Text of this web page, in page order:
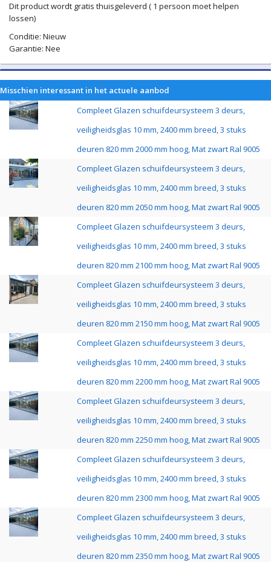
Dit product wordt gratis thuisgeleverd ( 1 persoon moet helpen
lossen)
Conditie: Nieuw
Garantie: Nee
Misschien interessant in het actuele aanbod
Compleet Glazen schuifdeursysteem 3 deurs,
veiligheidsglas 10 mm, 2400 mm breed, 3 stuks
deuren 820 mm 2000 mm hoog, Mat zwart Ral 9005
Compleet Glazen schuifdeursysteem 3 deurs,
veiligheidsglas 10 mm, 2400 mm breed, 3 stuks
deuren 820 mm 2050 mm hoog, Mat zwart Ral 9005
Compleet Glazen schuifdeursysteem 3 deurs,
veiligheidsglas 10 mm, 2400 mm breed, 3 stuks
deuren 820 mm 2100 mm hoog, Mat zwart Ral 9005
Compleet Glazen schuifdeursysteem 3 deurs,
veiligheidsglas 10 mm, 2400 mm breed, 3 stuks
deuren 820 mm 2150 mm hoog, Mat zwart Ral 9005
Compleet Glazen schuifdeursysteem 3 deurs,
veiligheidsglas 10 mm, 2400 mm breed, 3 stuks
deuren 820 mm 2200 mm hoog, Mat zwart Ral 9005
Compleet Glazen schuifdeursysteem 3 deurs,
veiligheidsglas 10 mm, 2400 mm breed, 3 stuks
deuren 820 mm 2250 mm hoog, Mat zwart Ral 9005
Compleet Glazen schuifdeursysteem 3 deurs,
veiligheidsglas 10 mm, 2400 mm breed, 3 stuks
deuren 820 mm 2300 mm hoog, Mat zwart Ral 9005
Compleet Glazen schuifdeursysteem 3 deurs,
veiligheidsglas 10 mm, 2400 mm breed, 3 stuks
deuren 820 mm 2350 mm hoog, Mat zwart Ral 9005